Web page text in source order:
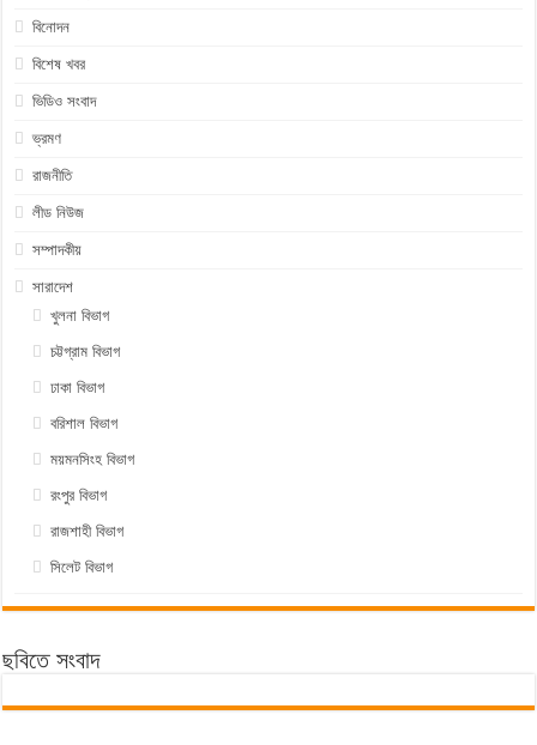
বিনোদন
বিশেষ খবর
ভিডিও সংবাদ
ভ্রমণ
রাজনীতি
লীড নিউজ
সম্পাদকীয়
সারাদেশ
খুলনা বিভাগ
চট্টগ্রাম বিভাগ
ঢাকা বিভাগ
বরিশাল বিভাগ
ময়মনসিংহ বিভাগ
রংপুর বিভাগ
রাজশাহী বিভাগ
সিলেট বিভাগ
ছবিতে সংবাদ